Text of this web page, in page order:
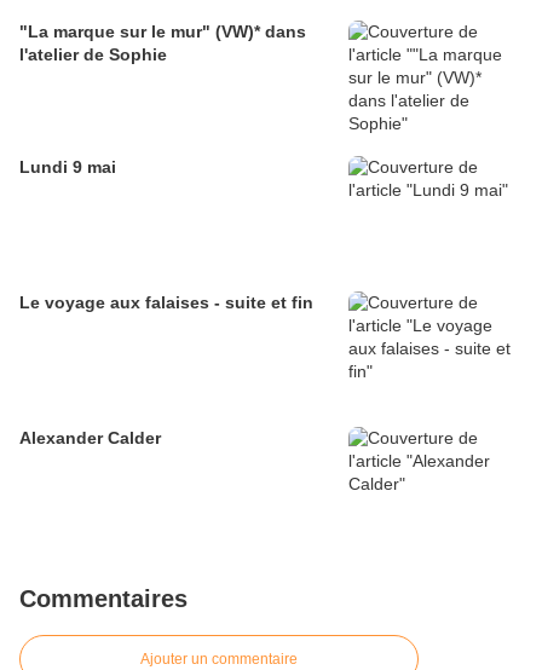
"La marque sur le mur" (VW)* dans
l'atelier de Sophie
Lundi 9 mai
Le voyage aux falaises - suite et fin
Alexander Calder
Commentaires
Ajouter un commentaire